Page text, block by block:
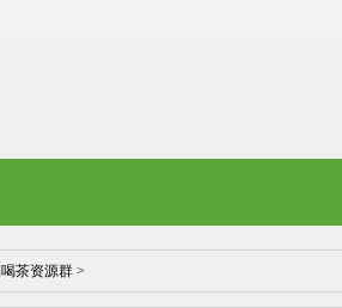
茶资源群 >